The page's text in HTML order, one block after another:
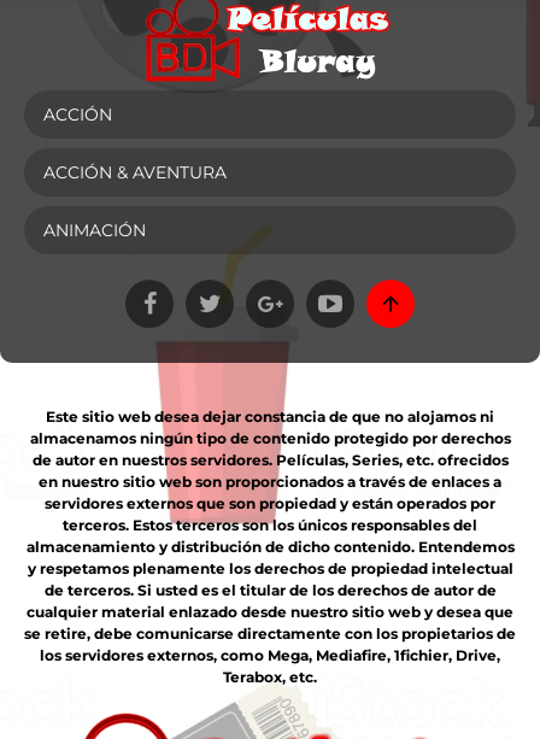
ACCIÓN
ACCIÓN & AVENTURA
ANIMACIÓN
Este sitio web desea dejar constancia de que no alojamos ni
almacenamos ningún tipo de contenido protegido por derechos
de autor en nuestros servidores. Películas, Series, etc. ofrecidos
en nuestro sitio web son proporcionados a través de enlaces a
servidores externos que son propiedad y están operados por
terceros. Estos terceros son los únicos responsables del
almacenamiento y distribución de dicho contenido. Entendemos
y respetamos plenamente los derechos de propiedad intelectual
de terceros. Si usted es el titular de los derechos de autor de
cualquier material enlazado desde nuestro sitio web y desea que
se retire, debe comunicarse directamente con los propietarios de
los servidores externos, como Mega, Mediafire, 1fichier, Drive,
Terabox, etc.